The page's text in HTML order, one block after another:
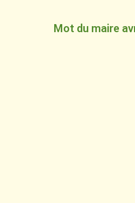
Mot du maire